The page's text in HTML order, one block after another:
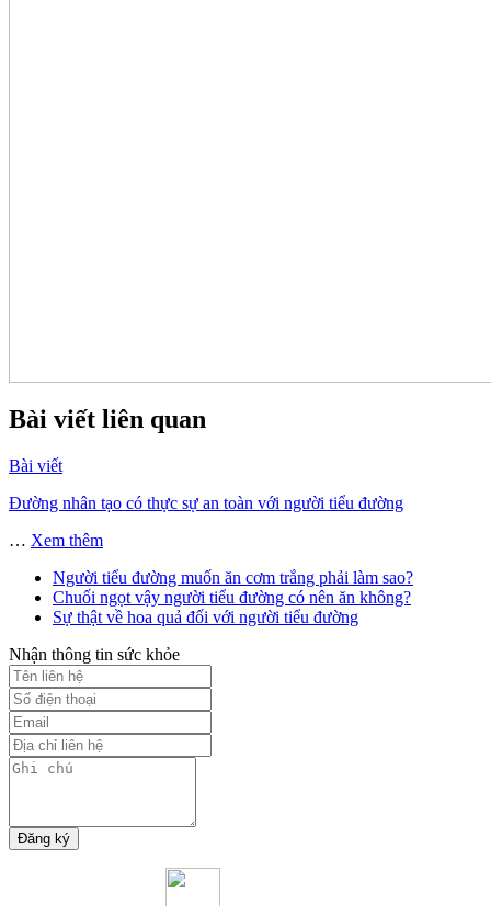
Bài viết liên quan
Bài viết
Đường nhân tạo có thực sự an toàn với người tiểu đường
… Xem thêm
Người tiểu đường muốn ăn cơm trắng phải làm sao?
Chuối ngọt vậy người tiểu đường có nên ăn không?
Sự thật về hoa quả đối với người tiểu đường
Nhận thông tin sức khỏe